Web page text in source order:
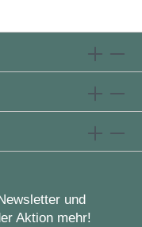
und
Aktion mehr!